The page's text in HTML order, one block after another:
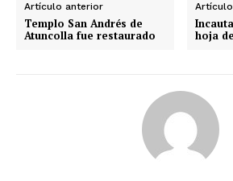
Artículo anterior
Templo San Andrés de
Atuncolla fue restaurado
hoja